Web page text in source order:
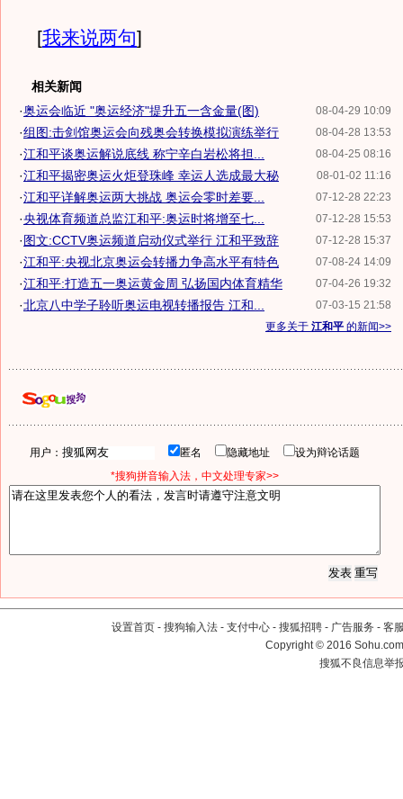
[我来说两句]
相关新闻
08-04-29 10:09
·奥运会临近 "奥运经济"提升五一含金量(图)
08-04-28 13:53
·组图:击剑馆奥运会向残奥会转换模拟演练举行
08-04-25 08:16
·江和平谈奥运解说底线 称宁辛白岩松将担...
08-01-02 11:16
·江和平揭密奥运火炬登珠峰 幸运人选成最大秘
07-12-28 22:23
·江和平详解奥运两大挑战 奥运会零时差要...
07-12-28 15:53
·央视体育频道总监江和平:奥运时将增至七...
07-12-28 15:37
·图文:CCTV奥运频道启动仪式举行 江和平致辞
07-08-24 14:09
·江和平:央视北京奥运会转播力争高水平有特色
07-04-26 19:32
·江和平:打造五一奥运黄金周 弘扬国内体育精华
07-03-15 21:58
·北京八中学子聆听奥运电视转播报告 江和...
更多关于 江和平 的新闻>>
用户： 匿名 隐藏地址
设为辩论话题
*搜狗拼音输入法，中文处理专家>>
设置首页 - 搜狗输入法 - 支付中心 - 搜狐招聘 - 广告服务 - 客
Copyright©2016
搜狐不良信息举